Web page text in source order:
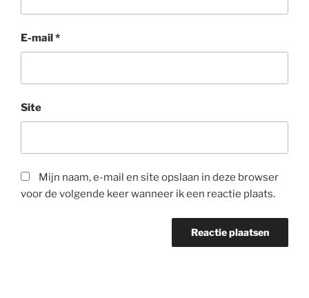
E-mail *
Site
Mijn naam, e-mail en site opslaan in deze browser
voor de volgende keer wanneer ik een reactie plaats.